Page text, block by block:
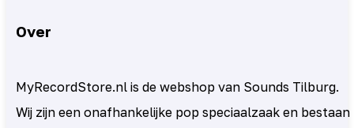
Over
MyRecordStore.nl is de webshop van Sounds Tilburg.
Wij zijn een onafhankelijke pop speciaalzaak en bestaan